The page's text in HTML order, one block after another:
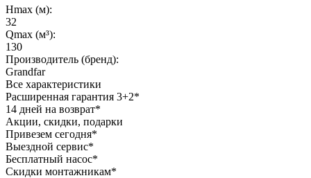
Hmax (м):
32
Qmax (м³):
130
Производитель (бренд):
Grandfar
Все характеристики
Расширенная гарантия 3+2*
14 дней на возврат*
Акции, скидки, подарки
Привезем сегодня*
Выездной сервис*
Бесплатный насос*
Скидки монтажникам*